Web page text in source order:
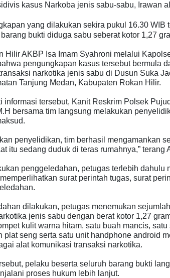
kasus Narkoba jenis sabu-sabu, Irawan
yang dilakukan sekira pukul 16.30 WIB
bukti diduga sabu seberat kotor 1,27
Hilir AKBP Isa Imam Syahroni melalui
pengungkapan kasus tersebut bermula
narkotika jenis sabu di Dusun Suka
Tanjung Medan, Kabupaten Rokan Hilir.
informasi tersebut, Kanit Reskrim Polsek
bersama tim langsung melakukan
penyelidikan, tim berhasil mengamankan
itu sedang duduk di teras rumahnya,” terang
penggeledahan, petugas terlebih dahulu
surat perintah tugas, surat
dilakukan, petugas menemukan
jenis sabu dengan berat kotor 1,27
kulit warna hitam, satu buah mancis,
plat seng serta satu unit handphone android
alat komunikasi transaksi narkotika.
pelaku beserta seluruh barang bukti
proses hukum lebih lanjut.